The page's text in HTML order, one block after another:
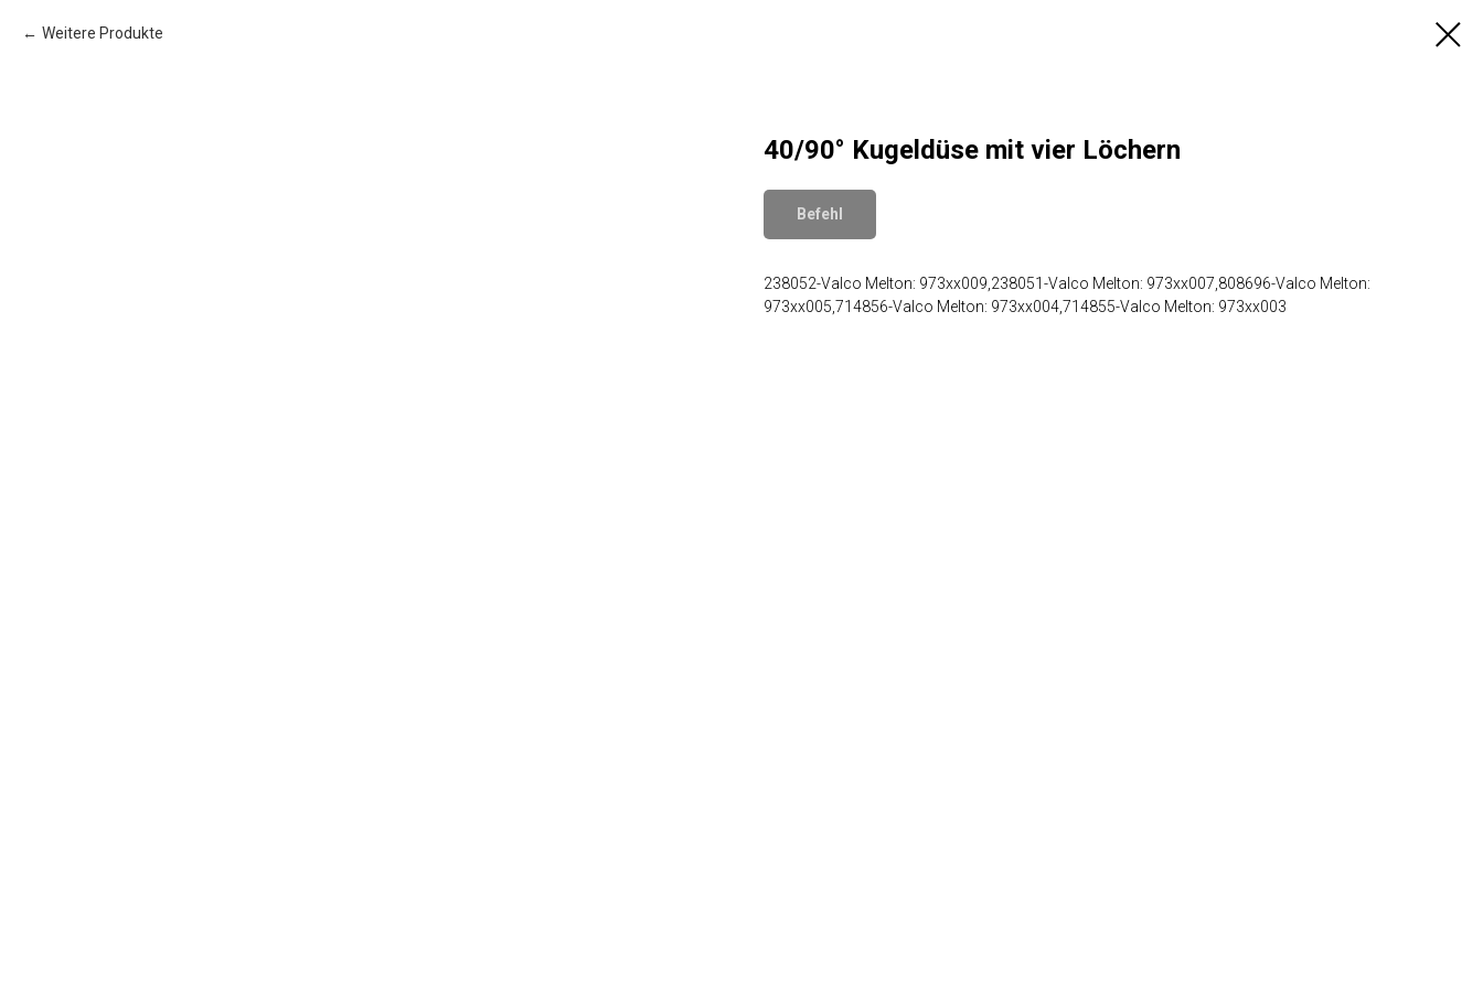
Weitere Produkte
40/90° Kugeldüse mit vier Löchern
Befehl
238052-Valco Melton: 973xx009,238051-Valco Melton: 973xx007,808696-Valco Melton:
973xx005,714856-Valco Melton: 973xx004,714855-Valco Melton: 973xx003